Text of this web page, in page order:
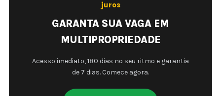
juros
GARANTA SUA VAGA EM
MULTIPROPRIEDADE
Acesso imediato, 180 dias no seu ritmo e garantia
de 7 dias. Comece agora.